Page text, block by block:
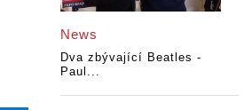
News
Dva zbývající Beatles -
Paul...